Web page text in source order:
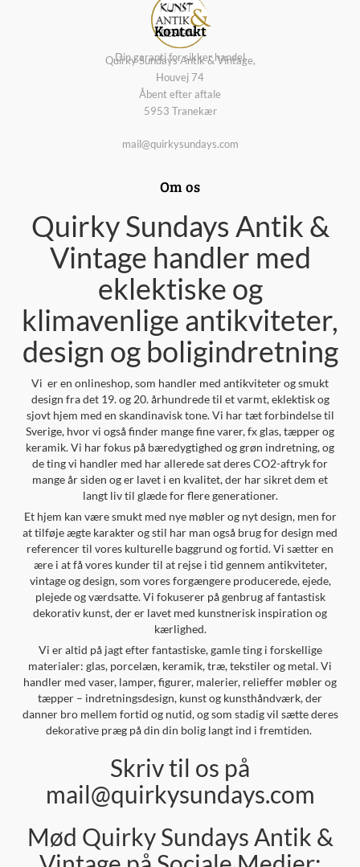
Din garanti for sikker handel
Kontakt
Quirky Sundays Antik & Vintage,
Houvej 74
Åbent efter aftale
5953 Tranekær
mail@quirkysundays.com
Om os
Quirky Sundays Antik &
Vintage handler med
eklektiske og
klimavenlige antikviteter,
design og boligindretning
Vi er en onlineshop, som handler med antikviteter og smukt
design fra det 19. og 20. århundrede til et varmt, eklektisk og
sjovt hjem med en skandinavisk tone. Vi har tæt forbindelse til
Sverige, hvor vi også finder mange fine varer, fx glas, tæpper og
keramik. Vi har fokus på bæredygtighed og grøn indretning, og
de ting vi handler med har allerede sat deres CO2-aftryk for
mange år siden og er lavet i en kvalitet, der har sikret dem et
langt liv til glæde for flere generationer.
Et hjem kan være smukt med nye møbler og nyt design, men for
at tilføje ægte karakter og stil har man også brug for design med
referencer til vores kulturelle baggrund og fortid. Vi sætter en
ære i at få vores kunder til at rejse i tid gennem antikviteter,
vintage og design, som vores forgængere producerede, ejede,
plejede og værdsatte. Vi fokuserer på genbrug af fantastisk
dekorativ kunst, der er lavet med kunstnerisk inspiration og
kærlighed.
Vi er altid på jagt efter fantastiske, gamle ting i forskellige
materialer: glas, porcelæn, keramik, træ, tekstiler og metal. Vi
handler med vaser, lamper, figurer, malerier, relieffer møbler og
tæpper – indretningsdesign, kunst og kunsthåndværk, der
danner bro mellem fortid og nutid, og som stadig vil sætte deres
dekorative præg på din din bolig langt ind i fremtiden.
Skriv til os på
mail@quirkysundays.com
Mød Quirky Sundays Antik &